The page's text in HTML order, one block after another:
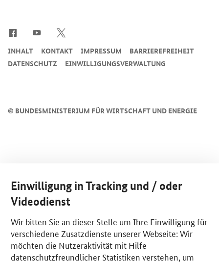
© BUNDESMINISTERIUM FÜR WIRTSCHAFT UND ENERGIE
INHALT KONTAKT IMPRESSUM
BARRIEREFREIHEIT
DATENSCHUTZ
EINWILLIGUNGSVERWALTUNG
Einwilligung in Tracking und / oder
Videodienst
Wir bitten Sie an dieser Stelle um Ihre Einwilligung für
verschiedene Zusatzdienste unserer Webseite: Wir
möchten die Nutzeraktivität mit Hilfe
datenschutzfreundlicher Statistiken verstehen, um